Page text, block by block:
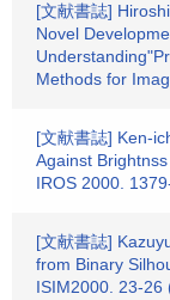
[文献書誌]
Novel
Methods for
[文献書誌] Ken-
Against
IROS 2000.
[文献書誌]
from Binary
ISIM2000. 23-26